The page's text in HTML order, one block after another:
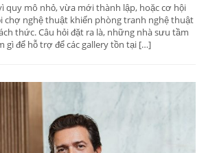
quy mô nhỏ, vừa mới thành lập, hoặc cơ hội
chợ nghệ thuật khiến phòng tranh nghệ thuật
thức. Câu hỏi đặt ra là, những nhà sưu tầm
gì để hỗ trợ để các gallery tồn tại […]